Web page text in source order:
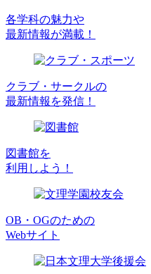
各学科の魅力や
最新情報が満載！
クラブ・サークルの
最新情報を発信！
図書館を
利用しよう！
OB・OGのための
Webサイト